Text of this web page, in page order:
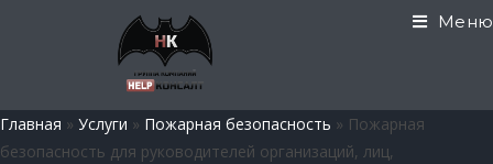
Меню
Главная » Услуги » Пожарная безопасность » Пожарная
безопасность для руководителей организаций, лиц,